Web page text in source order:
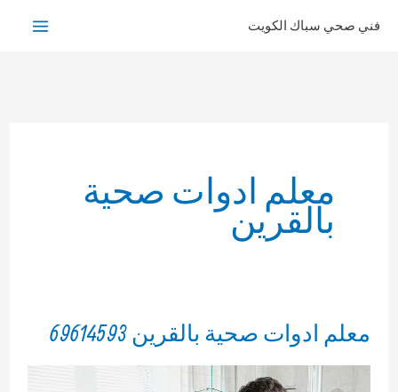
فني صحي سباك الكويت
معلم ادوات صحية
بالقرين
معلم ادوات صحية بالقرين 69614593